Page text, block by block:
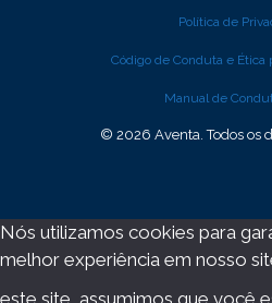
© 2026 Aventa. Todos os
Política de
Código de Conduta e Ética
Manual de
Nós utilizamos cookies para
melhor experiência em nosso
este site, assumimos que você